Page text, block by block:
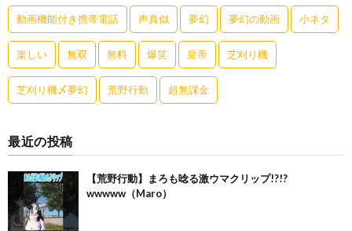
動画機能付き携帯電話 声真似 夢幻 夢幻の動画 小ネタ
楽しい 無双 無料 爆笑 皇帝 芝刈り機
芝刈り機〆夢幻 荒野行動 超無課金
最近の投稿
【荒野行動】まろも唸る激ウマクリップ!?!?
wwwww（Maro）